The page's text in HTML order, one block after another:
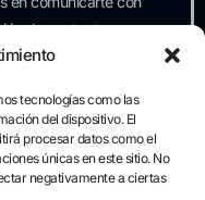
tecnologías como las
del dispositivo. El
procesar datos como el
únicas en este sitio. No
negativamente a ciertas
de contacto.
este sitio
puedes revisar tus
no, de las cookies